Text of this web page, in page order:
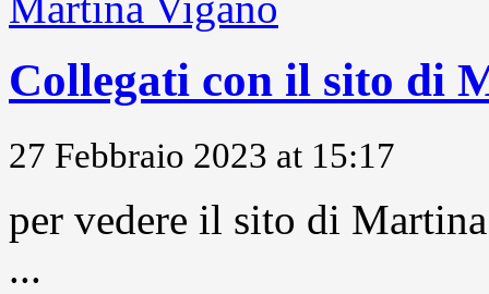
Collegati con il sito di
27 Febbraio 2023 at 15:17
per vedere il sito di
...